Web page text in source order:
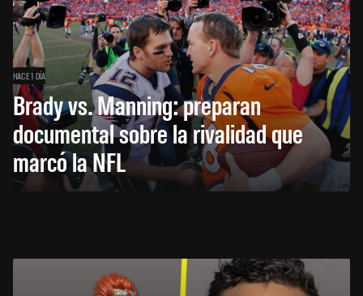
HACE 1 DÍA
Brady vs. Manning: preparan
documental sobre la rivalidad que
marcó la NFL